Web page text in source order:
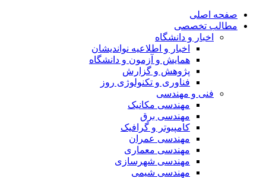
صفحه اصلی
مطالب تخصصی
اخبار و دانشگاه
اخبار و اطلاعیه نواندیشان
همایش و آزمون و دانشگاه
پژوهش و گزارش
فناوری و تکنولوژی روز
فنی و مهندسی
مهندسی مکانیک
مهندسی برق
کامپیوتر و گرافیک
مهندسی عمران
مهندسی معماری
مهندسی شهرسازی
مهندسی شیمی